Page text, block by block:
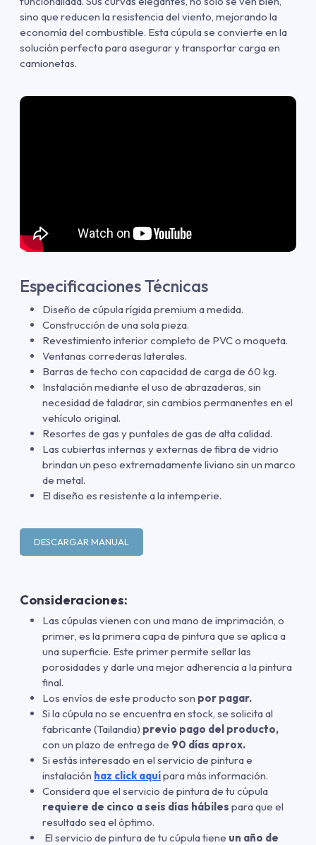
sino que reducen la resistencia del viento, mejorando la
economía del combustible. Esta cúpula se convierte en la
solución perfecta para asegurar y transportar carga en
camionetas.
Especificaciones Técnicas
Diseño de cúpula rígida premium a medida.
Construcción de una sola pieza.
Revestimiento interior completo de PVC o moqueta.
Ventanas correderas laterales.
Barras de techo con capacidad de carga de 60 kg.
Instalación mediante el uso de abrazaderas, sin
necesidad de taladrar, sin cambios permanentes en el
vehículo original.
Resortes de gas y puntales de gas de alta calidad.
Las cubiertas internas y externas de fibra de vidrio
brindan un peso extremadamente liviano sin un marco
de metal.
El diseño es resistente a la intemperie.
DESCARGAR MANUAL
Consideraciones:
Las cúpulas vienen con una mano de imprimación o
primer es la primera capa de pintura que se aplica a
una superficie. Este primer permite sellar las
porosidades y darle una mejor adherencia a la pintura
final.
Los envíos de este producto son por pagar.
Si la cúpula no se encuentra en stock, se solicita al
fabricante (Tailandia) previo pago del producto,
con un plazo de entrega de 90 días aprox.
Si estás interesado en el servicio de pintura e
instalación haz click aquípara más información.
Considera que el servicio de pintura de tu cúpula
requiere de cinco a seis días hábiles para que el
resultado sea el óptimo.
El servicio de pintura de tu cúpula tiene un año de